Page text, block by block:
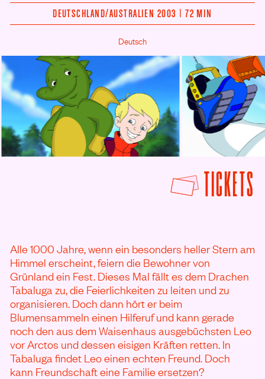
DEUTSCHLAND/AUSTRALIEN 2003 | 72 MIN
Deutsch
TICKETS
Alle 1000 Jahre, wenn ein besonders heller Stern am
Himmel erscheint, feiern die Bewohner von
Grünland ein Fest. Dieses Mal fällt es dem Drachen
Tabaluga zu, die Feierlichkeiten zu leiten und zu
organisieren. Doch dann hört er beim
Blumensammeln einen Hilferuf und kann gerade
noch den aus dem Waisenhaus ausgebüchsten Leo
vor Arctos und dessen eisigen Kräften retten. In
Tabaluga findet Leo einen echten Freund. Doch
kann Freundschaft eine Familie ersetzen?